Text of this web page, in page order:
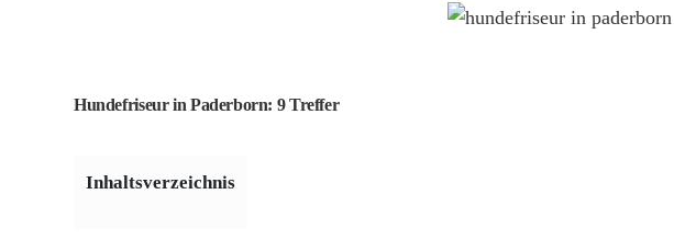
Hundefriseur in Paderborn: 9 Treffer
Inhaltsverzeichnis